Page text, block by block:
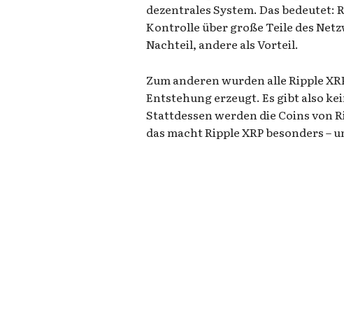
dezentrales System. Das bedeutet:
Kontrolle über große Teile des
Nachteil, andere als Vorteil.
Zum anderen wurden alle Ripple
Entstehung erzeugt. Es gibt also
Stattdessen werden die Coins von
das macht Ripple XRP besonders